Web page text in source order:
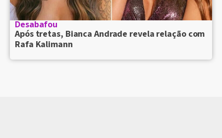
Desabafou
Após tretas, Bianca Andrade revela relação com
Rafa Kalimann